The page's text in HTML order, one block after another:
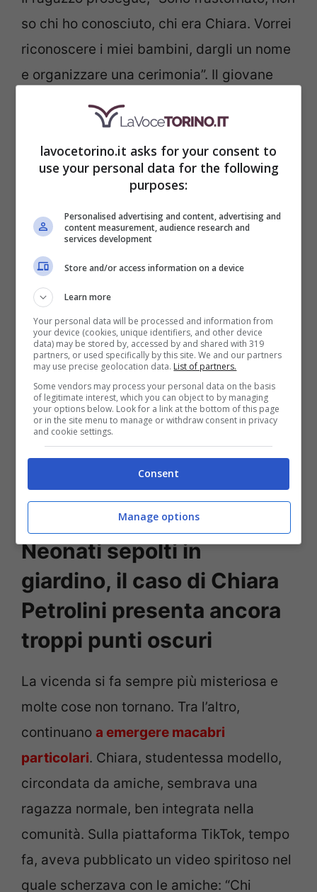
so chi ho conosciuto, chi era Chiara. Vorrei
riconoscere i miei bambini, dargli un nome
e organizzare una cerimonia”. Il giovane
davvero sotto shock
inquirenti devono ancora chiarire troppi
punti. Come è stato possibile non
accorgersi dello stato di gravidanza della
Come è stato possibile nascondere il
pancione, tra l’altro su un corpo esile come
quello di Chiara? Come ha fatto Chiara a
partorire due volte in un anno e mezzo
senza destare sospetti, per poi sotterrare i
cadaveri dei bimbi in giardino, senza farsi
vedere da nessuno? Come ammette
l’avvocatoMonica Moschioni, non si
hanno prove certe che Samuel sia il padre
dei due corpicini dissotterrati, e al
momento il suo assistito resta parte lesa.
Neonati sepolti in
giardino, il caso di Chiara
Petrolini presenta ancora
troppi punti oscuri
La vicenda si fa sempre più misteriosa e
molte cose non tornano. Tra l’altro,
continuano a emergere macabri
particolari. Chiara, studentessa modello,
circondata da amiche, sembrava una
ragazza normale, ben integrata nella
comunità. Sulla piattaforma TikTok, tempo
fa, aveva pubblicato un video spiritoso nel
quale scherzava con le amiche: “Chi
lavocetorino.it asks for your consent to
use your personal data for the following
purposes:
Personalised advertising and content, advertising and
content measurement, audience research and
services development
Store and/or access information on a device
Learn more
Your personal data will be processed and information from
your device (cookies, unique identifiers, and other device
data) may be stored by, accessed by and shared with 319
partners, or used specifically by this site. We and our partners
may use precise geolocation data. List of partners.
Some vendors may process your personal data on the basis
of legitimate interest, which you can object to by managing
your options below. Look for a link at the bottom of this page
or in the site menu to manage or withdraw consent in privacy
and cookie settings.
Consent
Manage options